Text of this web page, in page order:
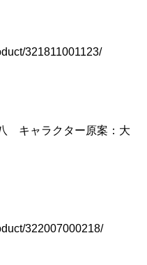
321811001123/
キャラクター原案：大
322007000218/